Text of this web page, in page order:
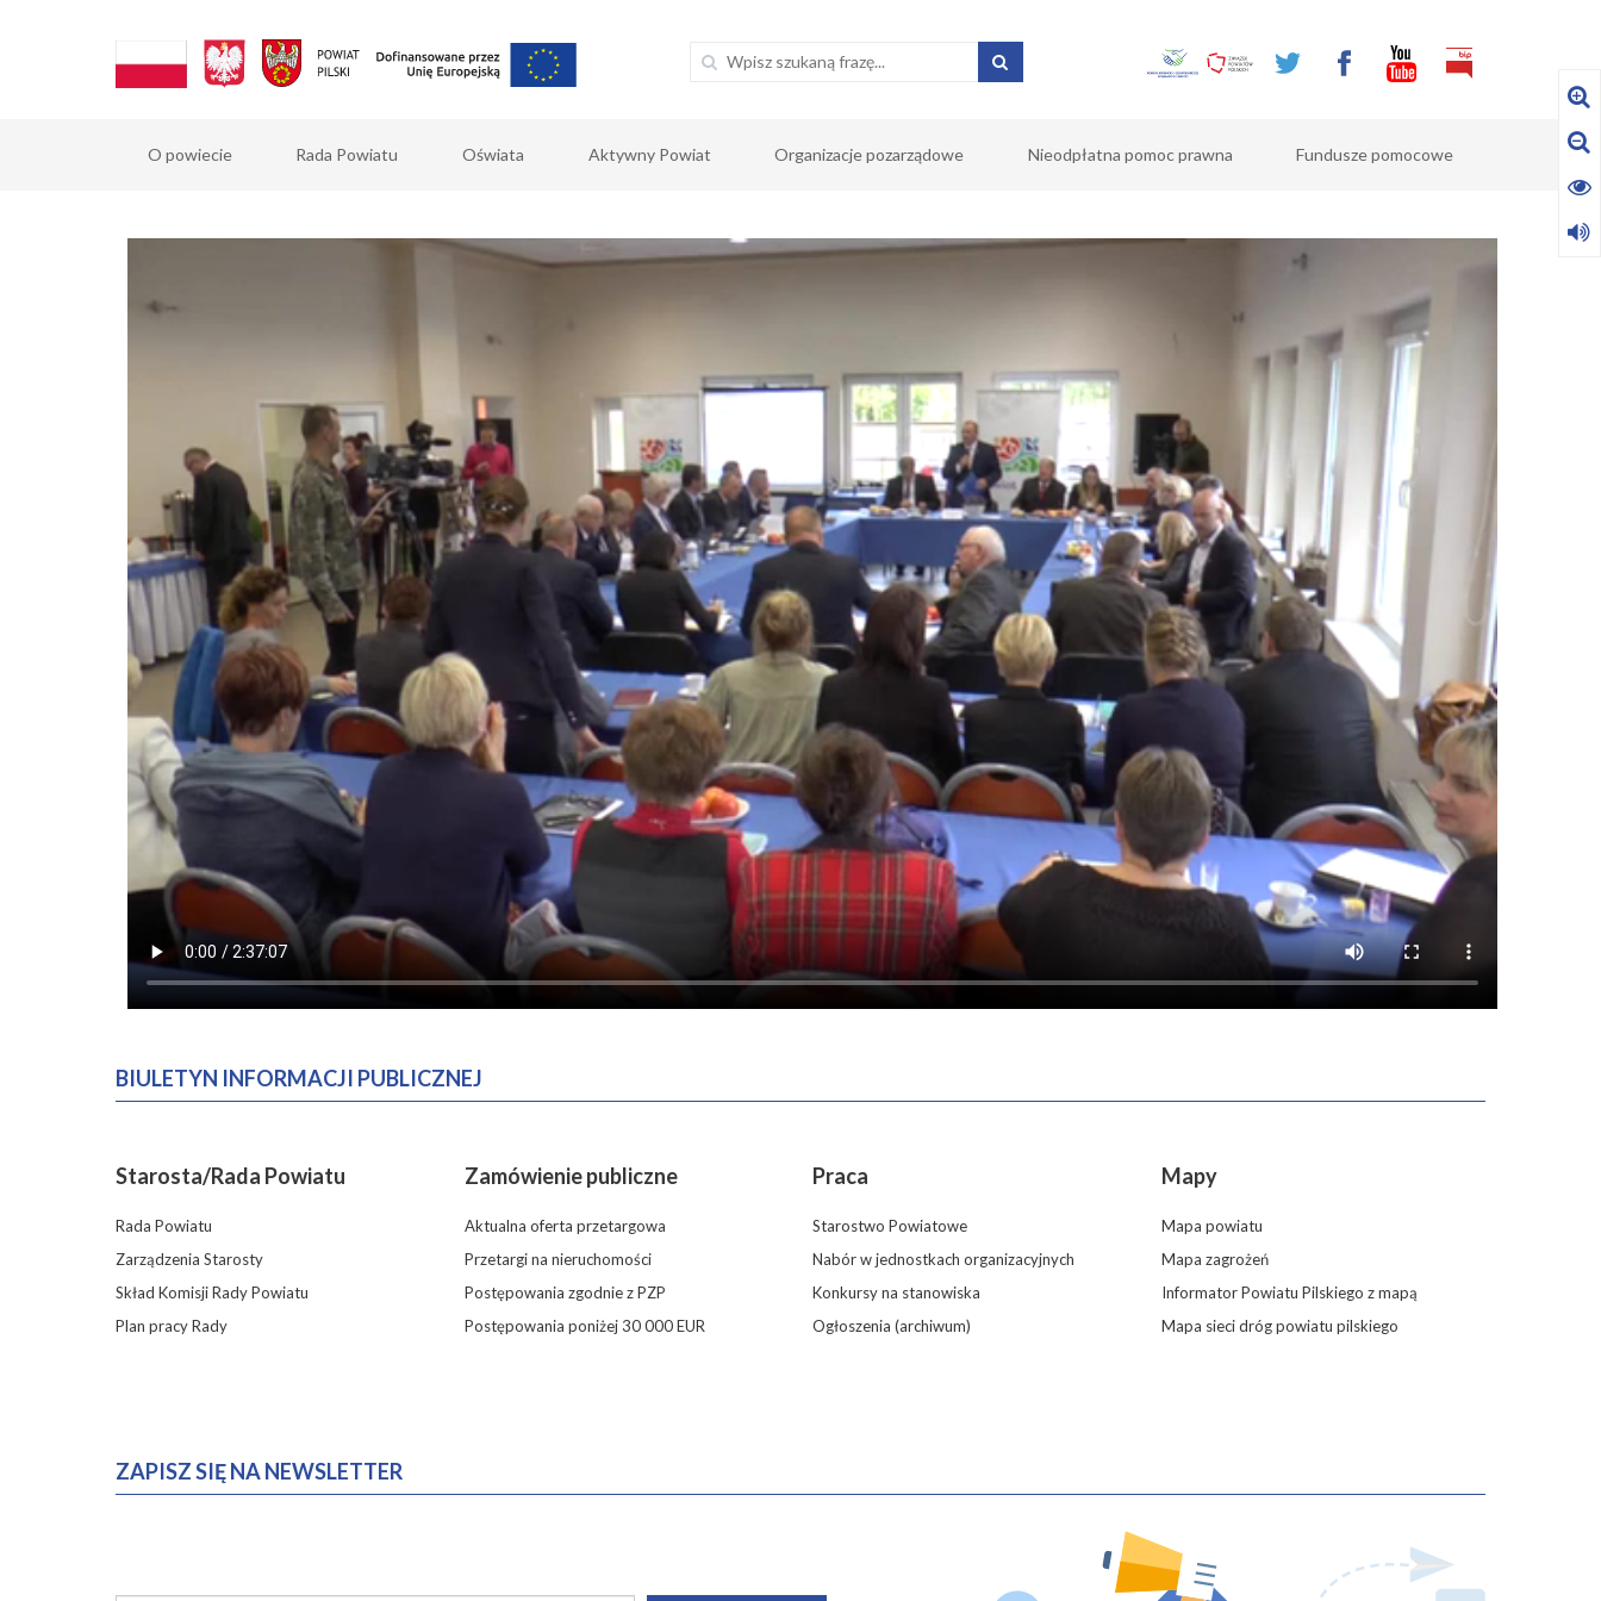
O powiecie Rada Powiatu Oświata Aktywny Powiat Organizacje pozarządowe Nieodpłatna pomoc prawna Fundusze pomocowe
BIULETYN INFORMACJI PUBLICZNEJ
Starosta/Rada Powiatu
Rada Powiatu
Zarządzenia Starosty
Skład Komisji Rady Powiatu
Plan pracy Rady
Zamówienie publiczne
Aktualna oferta przetargowa
Przetargi na nieruchomości
Postępowania zgodnie z PZP
Postępowania poniżej 30 000 EUR
Praca
Starostwo Powiatowe
Nabór w jednostkach organizacyjnych
Konkursy na stanowiska
Ogłoszenia (archiwum)
Mapy
Mapa powiatu
Mapa zagrożeń
Informator Powiatu Pilskiego z mapą
Mapa sieci dróg powiatu pilskiego
ZAPISZ SIĘ NA NEWSLETTER